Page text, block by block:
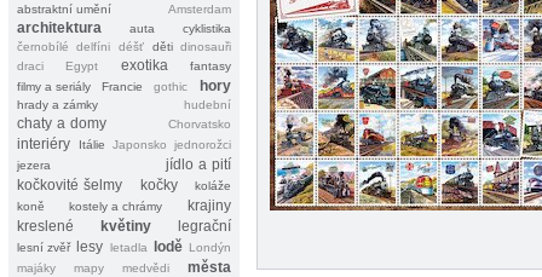
abstraktní umění Amsterdam
architektura auta
cyklistika
černobílé
delfíni déšť děti dinosauři
draci
Egypt exotika
fantasy
filmy a seriály
Francie gothic hory
hrady a zámky hudební
chaty a domy Chorvatsko
interiéry Itálie Japonsko
jednorožci
jezera
jídlo a pití
kočkovité šelmy
kočky
koláže
koně
kostely a chrámy
krajiny
kreslené
květiny legrační
lesní zvěř lesy letadla lodě Londýn
majáky
mapy medvědi
města